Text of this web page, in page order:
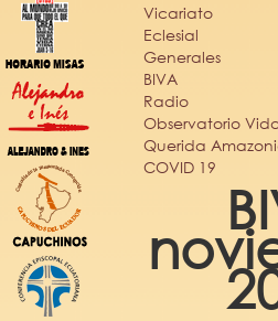
Vicariato
Eclesial
Generales
BIVA
Radio
Observatorio
Querida
COVID 19